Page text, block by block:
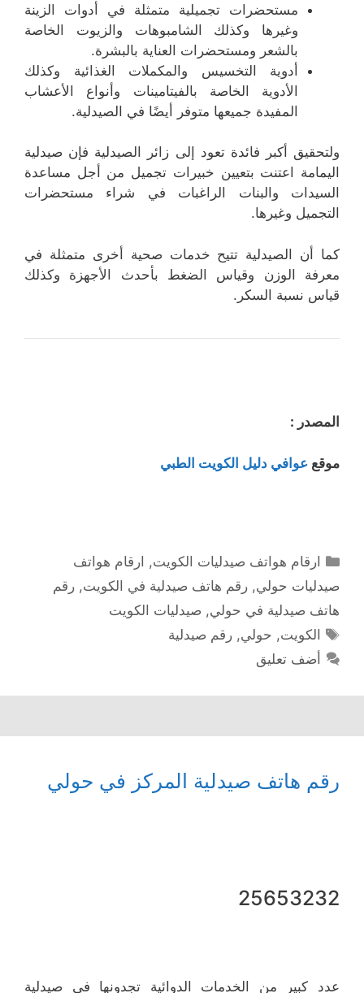
مستحضرات تجميلية متمثلة في أدوات الزينة
وغيرها وكذلك الشامبوهات والزيوت الخاصة
بالشعر ومستحضرات العناية بالبشرة.
أدوية التخسيس والمكملات الغذائية وكذلك
الأدوية الخاصة بالفيتامينات وأنواع الأعشاب
المفيدة جميعها متوفر أيضًا في الصيدلية.
ولتحقيق أكبر فائدة تعود إلى زائر الصيدلية فإن صيدلية
اليمامة اعتنت بتعيين خبيرات تجميل من أجل مساعدة
السيدات والبنات الراغبات في شراء مستحضرات
التجميل وغيرها.
كما أن الصيدلية تتيح خدمات صحية أخرى متمثلة في
معرفة الوزن وقياس الضغط بأحدث الأجهزة وكذلك
قياس نسبة السكر.
المصدر :
موقع عوافي دليل الكويت الطبي
التصنيفات
ارقام هواتف صيدليات الكويت, ارقام هواتف
صيدليات حولي, رقم هاتف صيدلية في الكويت, رقم
هاتف صيدلية في حولي, صيدليات الكويت
الوسوم
الكويت, حولي,رقم صيدلية
أضف تعليق
رقم هاتف صيدلية المركز في حولي
25653232
عدد كبير من الخدمات الدوائية تجدونها في صيدلية